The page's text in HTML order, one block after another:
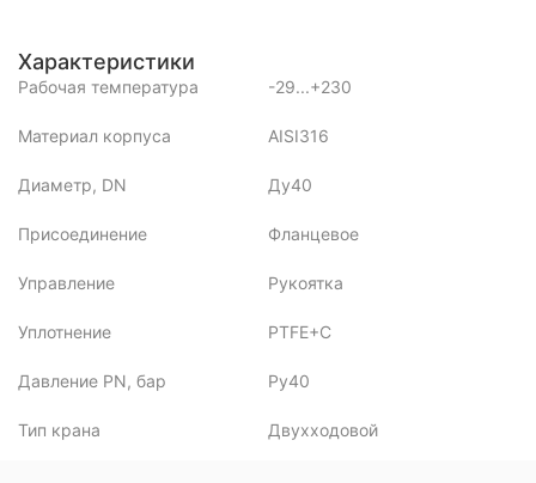
Характеристики
Рабочая температура -29...+230
Материал корпуса AISI316
Диаметр, DN Ду40
Присоединение Фланцевое
Управление Рукоятка
Уплотнение PTFE+C
Давление PN, бар Ру40
Тип крана Двухходовой